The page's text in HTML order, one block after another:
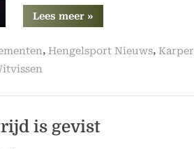
Lees meer“Bijzondere
gastspreker
jaarvergadering”
»
, Hengelsport Nieuws, Karper
is gevist